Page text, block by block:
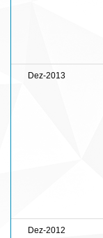
Dez-2013
Dez-2012